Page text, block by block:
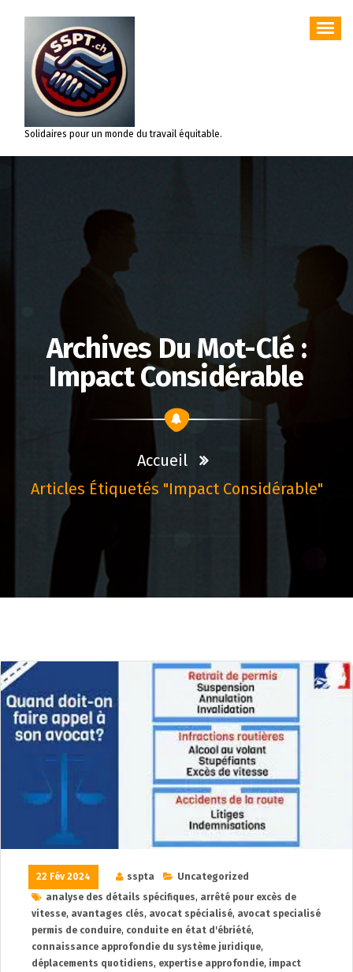
contenu
Solidaires pour un monde du travail équitable.
Archives Du Mot-Clé :
Impact Considérable
Accueil
Articles Étiquetés "impact Considérable"
22 Fév 2024 sspta
Uncategorized
analyse des détails spécifiques, arrêté pour excès de
vitesse, avantages clés, avocat spécialisé, avocat specialisé
permis de conduire, conduite en état d'ébriété,
connaissance approfondie du système juridique,
déplacements quotidiens, expertise approfondie, impact